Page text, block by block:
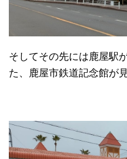
そしてその先には鹿屋駅
た、鹿屋市鉄道記念館が